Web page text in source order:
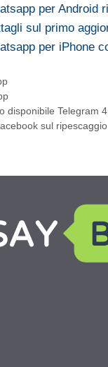
per Android
sul primo
per iPhone
disponibile Telegram
sul